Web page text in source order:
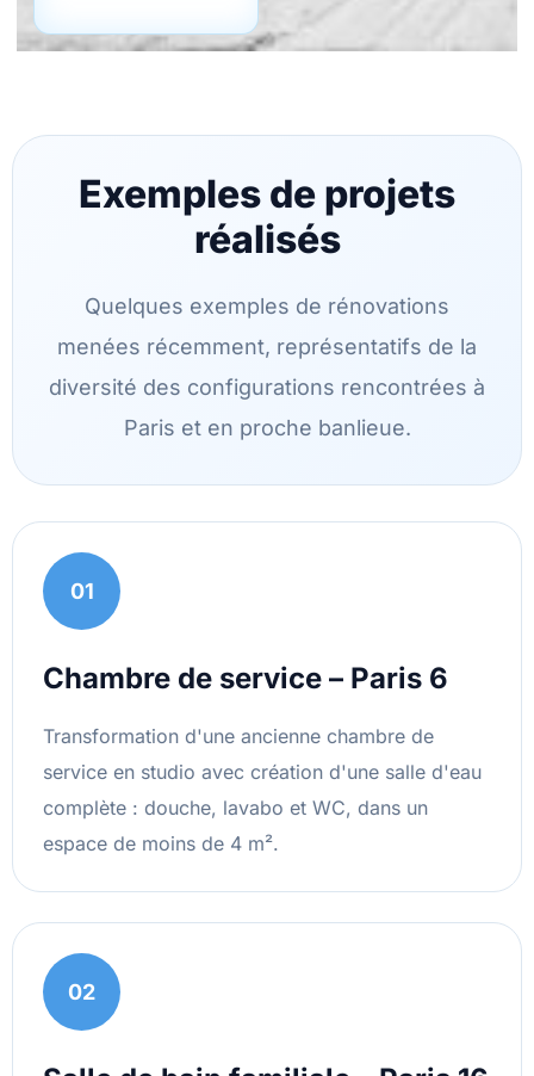
Exemples de projets
réalisés
Quelques exemples de rénovations
menées récemment, représentatifs de la
diversité des configurations rencontrées à
Paris et en proche banlieue.
01
Chambre de service – Paris 6
Transformation d'une ancienne chambre de
service en studio avec création d'une salle d'eau
complète : douche, lavabo et WC, dans un
espace de moins de 4 m².
02